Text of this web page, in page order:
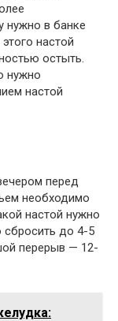
нужно в банке
настой
остыть.
нужно
настой
перед
необходимо
настой нужно
сбросить до 4-5
перерыв — 12-